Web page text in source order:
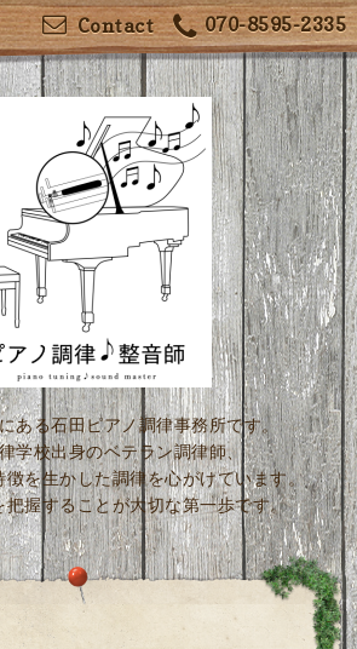
070-8595-2335
Contact
ある石田ピアノ調律事務所です。
学校出身のベテラン調律師、
徴を生かした調律を心がけています。
把握することが大切な第一歩です。